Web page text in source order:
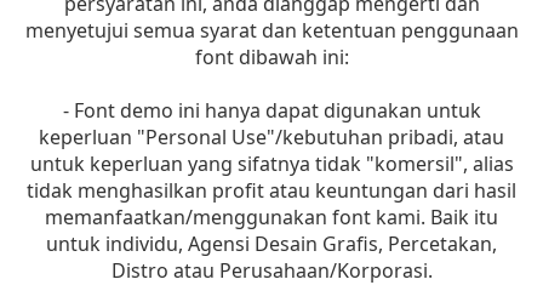
menyetujui semua syarat dan ketentuan penggunaan
font dibawah ini:
- Font demo ini hanya dapat digunakan untuk
keperluan "Personal Use"/kebutuhan pribadi, atau
untuk keperluan yang sifatnya tidak "komersil", alias
tidak menghasilkan profit atau keuntungan dari hasil
memanfaatkan/menggunakan font kami. Baik itu
untuk individu, Agensi Desain Grafis, Percetakan,
Distro atau Perusahaan/Korporasi.